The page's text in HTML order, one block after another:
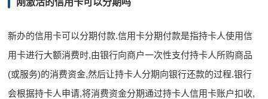
新办的信用卡可以分期付款.信用卡分期付款是指持卡人使用信
用卡进行大额消费时,由银行向商户一次性支付持卡人所购商品
(或服务)的消费资金,然后让持卡人分期向银行还款的过程.银行
会根据持卡人申请,将消费资金分期通过持卡人信用卡账户扣收,